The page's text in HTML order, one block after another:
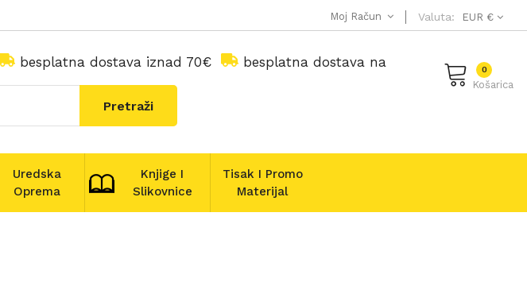
Valuta: EUR €
Moj Račun
Košarica
0
besplatna dostava iznad 70€
besplatna dostava na
Pretraži
Uredska
Oprema
Knjige I
Slikovnice
Tisak I Promo
Materijal